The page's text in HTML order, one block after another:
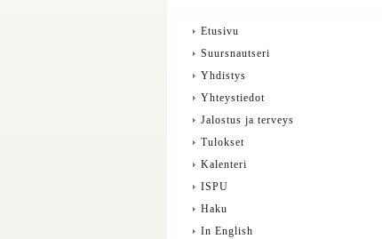
Etusivu
Suursnautseri
Yhdistys
Yhteystiedot
Jalostus ja terveys
Tulokset
Kalenteri
ISPU
Haku
In English